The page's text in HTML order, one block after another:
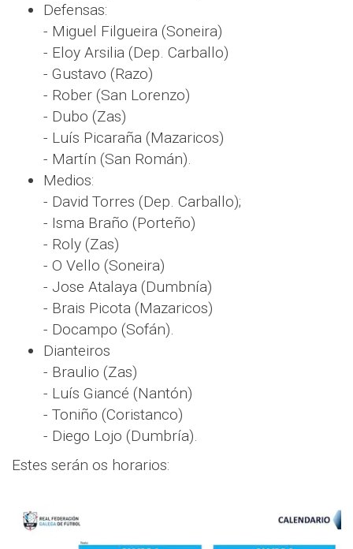
Defensas:
- Miguel Filgueira (Soneira)
- Eloy Arsilia (Dep. Carballo)
- Gustavo (Razo)
- Rober (San Lorenzo)
- Dubo (Zas)
- Luís Picaraña (Mazaricos)
- Martín (San Román).
Medios:
- David Torres (Dep. Carballo);
- Isma Braño (Porteño)
- Roly (Zas)
- O Vello (Soneira)
- Jose Atalaya (Dumbnía)
- Brais Picota (Mazaricos)
- Docampo (Sofán).
Dianteiros
- Braulio (Zas)
- Luís Giancé (Nantón)
- Toniño (Coristanco)
- Diego Lojo (Dumbría).
Estes serán os horarios: